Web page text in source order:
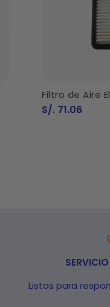
Filtro de Aire
Precio
de
S/. 71.06
Listos para